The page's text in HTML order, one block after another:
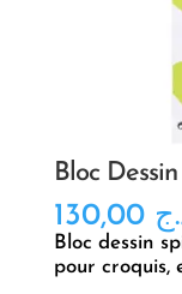
Bloc
130,00
Bloc dessin
pour croquis,